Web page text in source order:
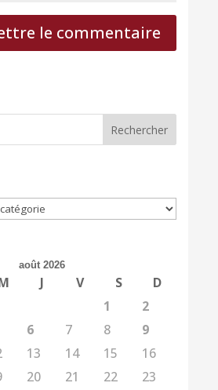
le commentaire
août 2026
J V S
D
1
2
6 7 8
9
13 14 15
16
20 21 22
23